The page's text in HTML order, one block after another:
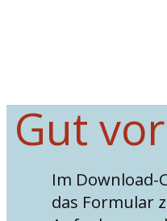
Gut
Im Download-
das Formular